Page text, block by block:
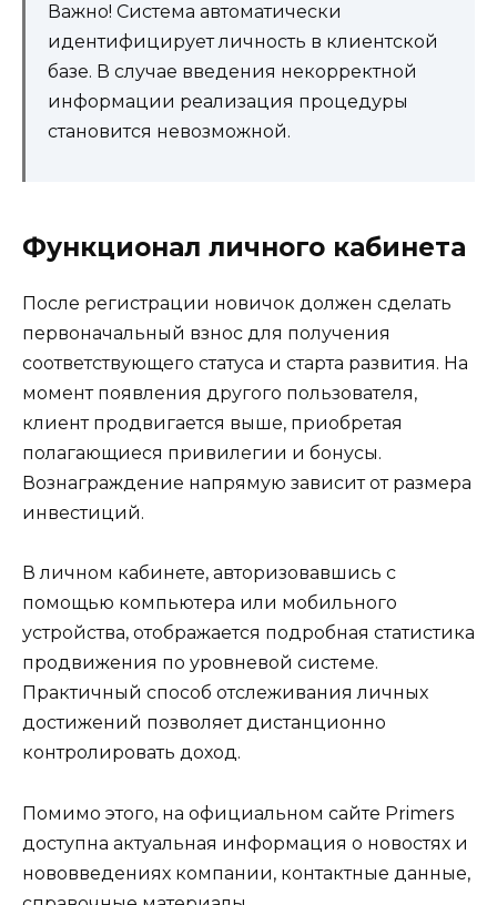
Важно! Система автоматически
идентифицирует личность в клиентской
базе. В случае введения некорректной
информации реализация процедуры
становится невозможной.
Функционал личного кабинета
После регистрации новичок должен сделать
первоначальный взнос для получения
соответствующего статуса и старта развития. На
момент появления другого пользователя,
клиент продвигается выше, приобретая
полагающиеся привилегии и бонусы.
Вознаграждение напрямую зависит от размера
инвестиций.
В личном кабинете, авторизовавшись с
помощью компьютера или мобильного
устройства, отображается подробная статистика
продвижения по уровневой системе.
Практичный способ отслеживания личных
достижений позволяет дистанционно
контролировать доход.
Помимо этого, на официальном сайте Primers
доступна актуальная информация о новостях и
нововведениях компании, контактные данные,